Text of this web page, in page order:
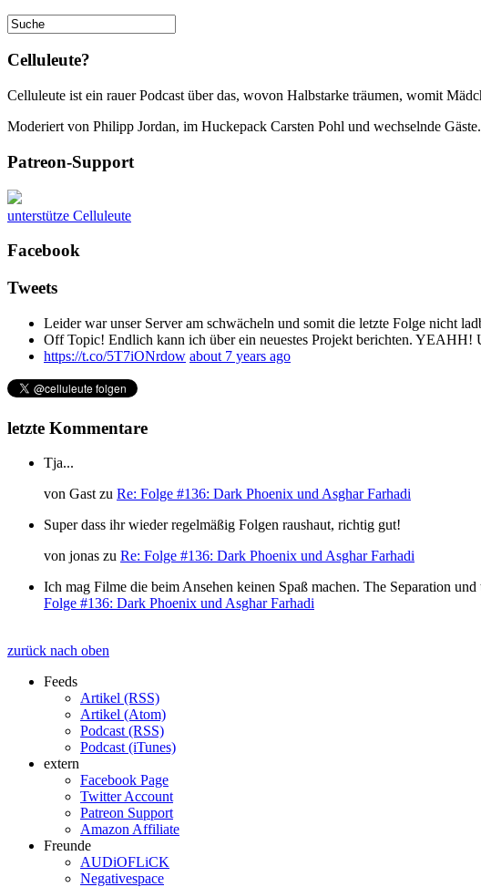
Celluleute?
Celluleute ist ein rauer Podcast über das, wovon Halbstarke träumen, womit
Moderiert von Philipp Jordan, im Huckepack Carsten Pohl und wechselnde Gäste.
Patreon-Support
unterstütze Celluleute
Facebook
Tweets
Leider war unser Server am schwächeln und somit die letzte Folge nicht
Off Topic! Endlich kann ich über ein neuestes Projekt berichten. YEAHH!
https://t.co/5T7iONrdow about 7 years ago
letzte Kommentare
Tja...
von Gast zu Re: Folge #136: Dark Phoenix und Asghar Farhadi
Super dass ihr wieder regelmäßig Folgen raushaut, richtig gut!
von jonas zu Re: Folge #136: Dark Phoenix und Asghar Farhadi
Ich mag Filme die beim Ansehen keinen Spaß machen. The Separation
Folge #136: Dark Phoenix und Asghar Farhadi
zurück nach oben
Feeds
Artikel (RSS)
Artikel (Atom)
Podcast (RSS)
Podcast (iTunes)
extern
Facebook Page
Twitter Account
Patreon Support
Amazon Affiliate
Freunde
AUDiOFLiCK
Negativespace